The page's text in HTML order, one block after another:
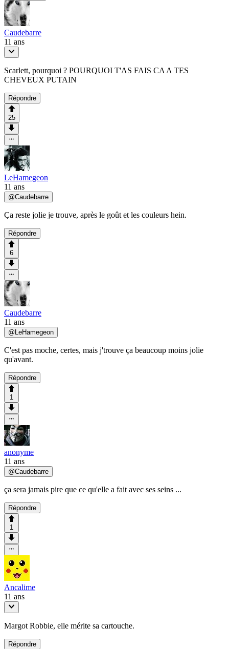
Caudebarre
11 ans
Scarlett, pourquoi ? POURQUOI T'AS FAIS CA A TES
CHEVEUX PUTAIN
Répondre
25
LeHamegeon
11 ans
@Caudebarre
Ça reste jolie je trouve, après le goût et les couleurs hein.
Répondre
6
Caudebarre
11 ans
@ LeHamegeon
C'est pas moche, certes, mais j'trouve ça beaucoup moins jolie
qu'avant.
Répondre
1
anonyme
11 ans
@Caudebarre
ça sera jamais pire que ce qu'elle a fait avec ses seins ...
Répondre
1
Ancalime
11 ans
Margot Robbie, elle mérite sa cartouche.
Répondre